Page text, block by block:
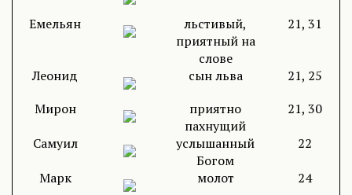
Емельян
льстивый,
приятный на
слове
21, 31
Леонид сын льва
21, 25
Мирон
приятно
пахнущий
21, 30
Самуил
услышанный
Богом
22
Марк
молот
24